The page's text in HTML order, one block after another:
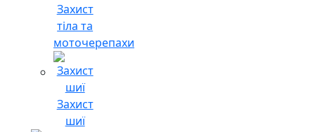
Захист
тіла та
моточерепахи
Захист
шиї